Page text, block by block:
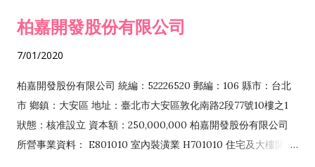
柏嘉開發股份有限公司
7/01/2020
柏嘉開發股份有限公司 統編：52226520 郵編：106 縣市：台北
市 鄉鎮：大安區 地址：臺北市大安區敦化南路2段77號10樓之1
狀態：核准設立 資本額：250,000,000 柏嘉開發股份有限公司
所營事業資料： E801010 室內裝潢業 H701010 住宅及大樓開發